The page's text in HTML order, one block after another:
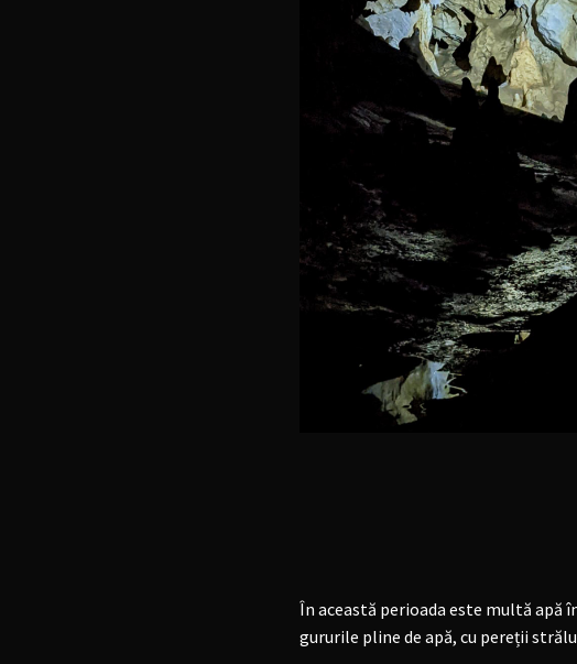
În această perioada este multă apă
gururile pline de apă, cu pereții